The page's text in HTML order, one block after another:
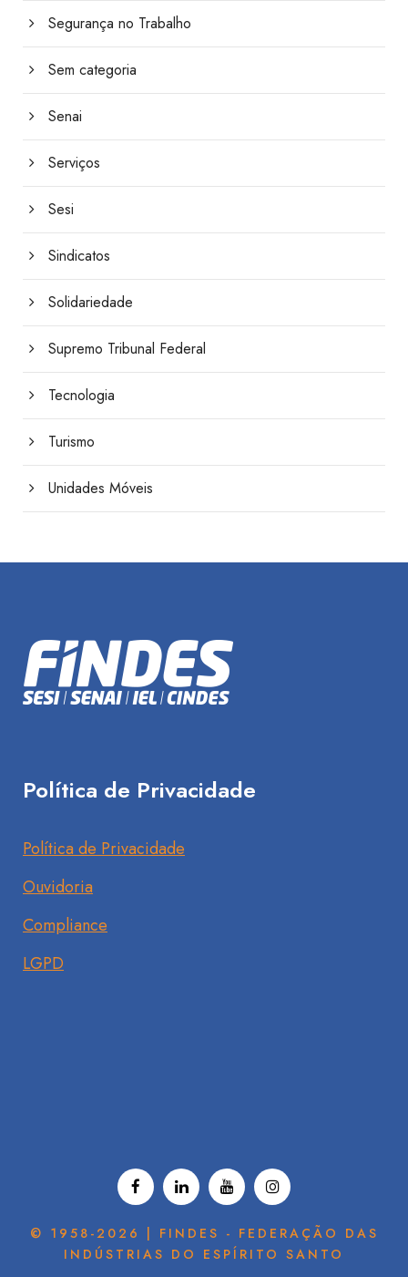
Segurança no Trabalho
Sem categoria
Senai
Serviços
Sesi
Sindicatos
Solidariedade
Supremo Tribunal Federal
Tecnologia
Turismo
Unidades Móveis
Política de Privacidade
Política de Privacidade
Ouvidoria
Compliance
LGPD
© 1958-2026 | FINDES - FEDERAÇÃO DAS
INDÚSTRIAS DO ESPÍRITO SANTO